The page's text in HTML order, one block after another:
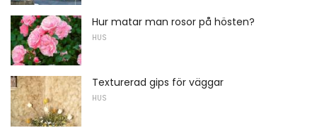
Hur matar man rosor på hösten?
HUS
Texturerad gips för väggar
HUS